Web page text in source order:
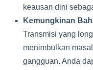
keausan dini
Kemungkinan
Transmisi yang
menimbulkan
gangguan. Anda